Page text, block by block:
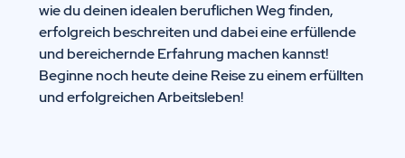
wie du deinen idealen beruflichen Weg finden,
erfolgreich beschreiten und dabei eine erfüllende
und bereichernde Erfahrung machen kannst!
Beginne noch heute deine Reise zu einem erfüllten
und erfolgreichen Arbeitsleben!